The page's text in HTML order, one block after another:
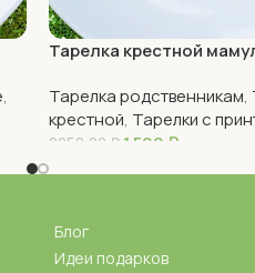
,
Тарелка крестной
Тарелка родственникам,
крестной, Тарелки с
2250,00 ₽ 1 590 ₽
В Корзину
Блог
Идеи подарков